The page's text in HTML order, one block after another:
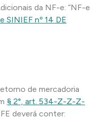
da NF-e: “NF-e
SINIEF nº 14 DE
de mercadoria
§ 2°, art. 534-Z-Z-Z-
deverá conter: